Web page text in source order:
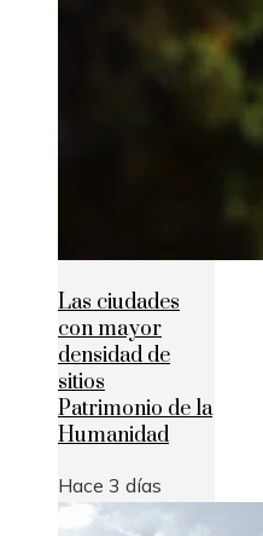
Las ciudades
con mayor
densidad de
sitios
Patrimonio de la
Humanidad
Hace 3 días